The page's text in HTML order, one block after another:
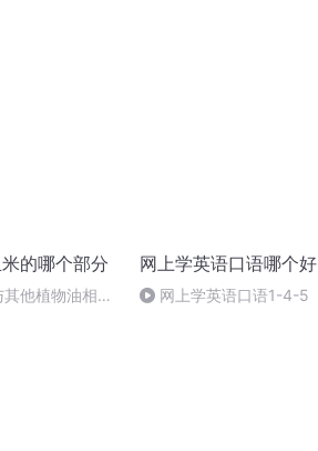
的哪个部分
他植物油相比
网上学英语口语哪个好
网上学英语口语1-4-5